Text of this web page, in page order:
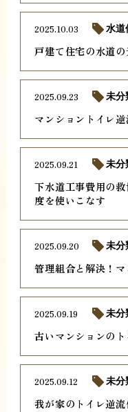
戸建て住宅の水道
2025.10.03 水道
マンショントイレ
2025.09.23 未分
下水道工事費用の
度を使いこなす
2025.09.21 未分
管理組合と解決！
2025.09.20 未分
古いマンションの
2025.09.19 未分
我が家のトイレ逆
2025.09.12 未分